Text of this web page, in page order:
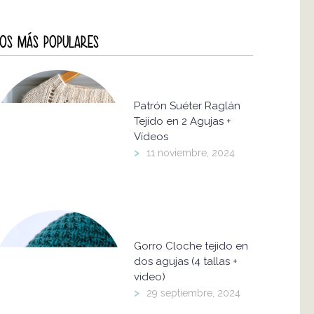
MÁS POPULARES
Patrón Suéter Raglán
Tejido en 2 Agujas +
Vídeos
> 11 noviembre, 2024
Gorro Cloche tejido en
dos agujas (4 tallas +
video)
> 29 septiembre, 2024